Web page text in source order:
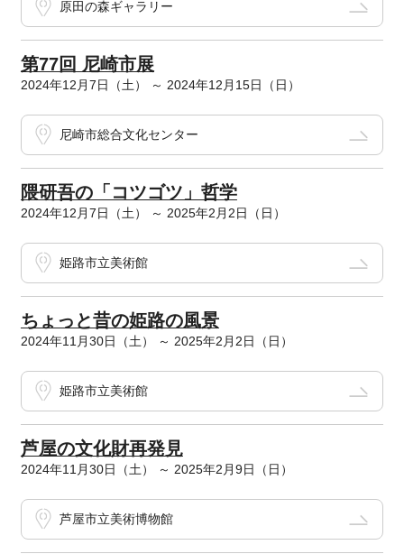
原田の森ギャラリー
第77回 尼崎市展
2024年12月7日（土） ～ 2024年12月15日（日）
尼崎市総合文化センター
隈研吾の「コツゴツ」哲学
2024年12月7日（土） ～ 2025年2月2日（日）
姫路市立美術館
ちょっと昔の姫路の風景
2024年11月30日（土） ～ 2025年2月2日（日）
姫路市立美術館
芦屋の文化財再発見
2024年11月30日（土） ～ 2025年2月9日（日）
芦屋市立美術博物館